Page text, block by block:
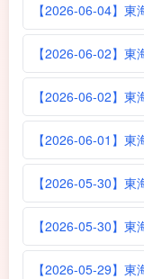
【2026-06-04】東
【2026-06-02】
【2026-06-02】東
【2026-06-01】
【2026-05-30】
【2026-05-30】
【2026-05-29】